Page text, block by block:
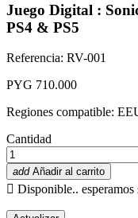
Juego Digital :
PS4 & PS5
Referencia: RV-001
PYG 710.000
Regiones compatible:
Cantidad
add Añadir al carrito
 Disponible.. esperamos